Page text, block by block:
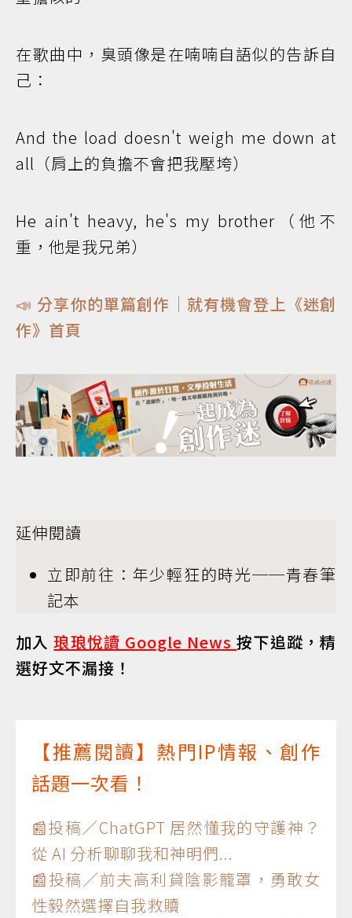
在歌曲中，臭頭像是在喃喃自語似的告訴自
己：
And the load doesn't weigh me down at
all（肩上的負擔不會把我壓垮）
He ain't heavy, he's my brother（他不
重，他是我兄弟）
📣 分享你的單篇創作｜就有機會登上《迷創
作》首頁
延伸閱讀
立即前往：年少輕狂的時光──青春筆
記本
加入琅琅悅讀 Google News按下追蹤，精
選好文不漏接！
【推薦閱讀】熱門IP情報、創作
話題一次看！
📰投稿／ChatGPT 居然懂我的守護神？
從 AI 分析聊聊我和神明們...
📰投稿／前夫高利貸陰影籠罩，勇敢女
性毅然選擇自我救贖